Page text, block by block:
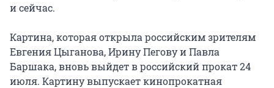
и сейчас.
Картина, которая открыла российским зрителям
Евгения Цыганова, Ирину Пегову и Павла
Баршака, вновь выйдет в российский прокат 24
июля. Картину выпускает кинопрокатная